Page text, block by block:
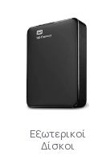
Εξωτερικοί
Δίσκοι